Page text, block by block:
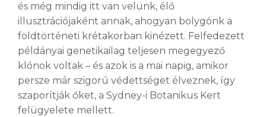
és még mindig itt van velünk, élő
illusztrációjaként annak, ahogyan bolygónk a
földtörténeti krétakorban kinézett. Felfedezett
példányai genetikailag teljesen megegyező
klónok voltak – és azok is a mai napig, amikor
persze már szigorú védettséget élveznek, így
szaporítják őket, a Sydney-i Botanikus Kert
felügyelete mellett.